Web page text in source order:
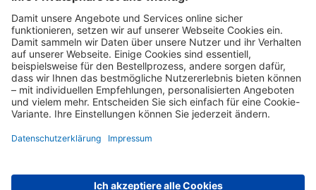
Produktsortiment
Ratgeber
Folgen Sie uns auch auf
Unser Angebot richtet sich ausschließlich an Industrie, Handel, Gewerbe und
europäische Ausland gelten Sonderkonditionen, die auf Anfrage mitgeteilt werden.